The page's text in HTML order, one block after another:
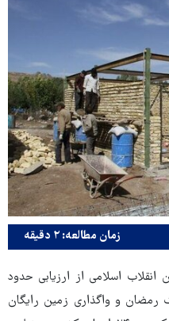
زمان مطالعه: ۲ دقیقه
انقلاب اسلامی از ارزیابی حدود
رمضان و واگذاری زمین رایگان